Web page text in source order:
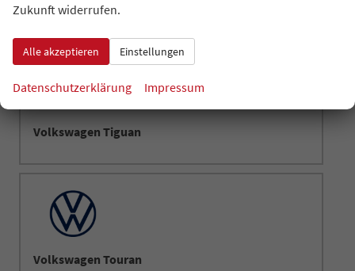
Volkswagen Tayron
Volkswagen Tiguan
Volkswagen Touran
Zukunft widerrufen.
Alle akzeptieren Einstellungen
Datenschutzerklärung Impressum